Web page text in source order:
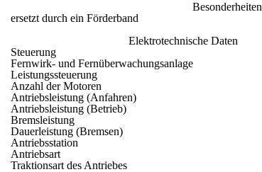
Besonderheiten
ersetzt durch ein Förderband
Elektrotechnische Daten
Steuerung
Fernwirk- und Fernüberwachungsanlage
Leistungssteuerung
Anzahl der Motoren
Antriebsleistung (Anfahren)
Antriebsleistung (Betrieb)
Bremsleistung
Dauerleistung (Bremsen)
Antriebsstation
Antriebsart
Traktionsart des Antriebes